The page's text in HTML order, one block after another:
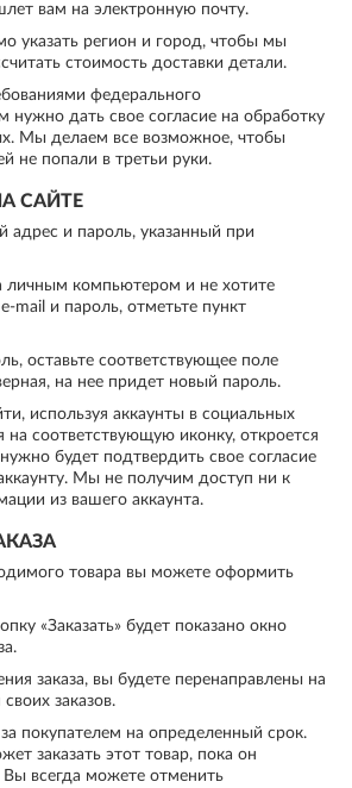
вам на электронную почту.
указать регион и город, чтобы мы
стоимость доставки детали.
федерального
нужно дать свое согласие на обработку
Мы делаем все возможное, чтобы
не попали в третьи руки.
САЙТЕ
адрес и пароль, указанный при
личным компьютером и не хотите
mail и пароль, отметьте пункт
оставьте соответствующее поле
на нее придет новый пароль.
используя аккаунты в социальных
на соответствующую иконку, откроется
будет подтвердить свое согласие
Мы не получим доступ ни к
из вашего аккаунта.
товара вы можете оформить
«Заказать» будет показано окно
заказа, вы будете перенаправлены на
заказов.
за покупателем на определенный срок.
заказать этот товар, пока он
Вы всегда можете отменить